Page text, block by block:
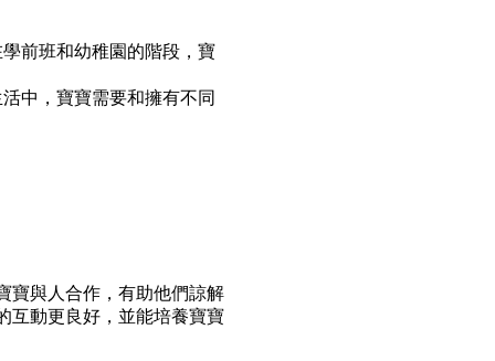
前班和幼稚園的階段，寶
中，寶寶需要和擁有不同
寶與人合作，有助他們諒解
互動更良好，並能培養寶寶